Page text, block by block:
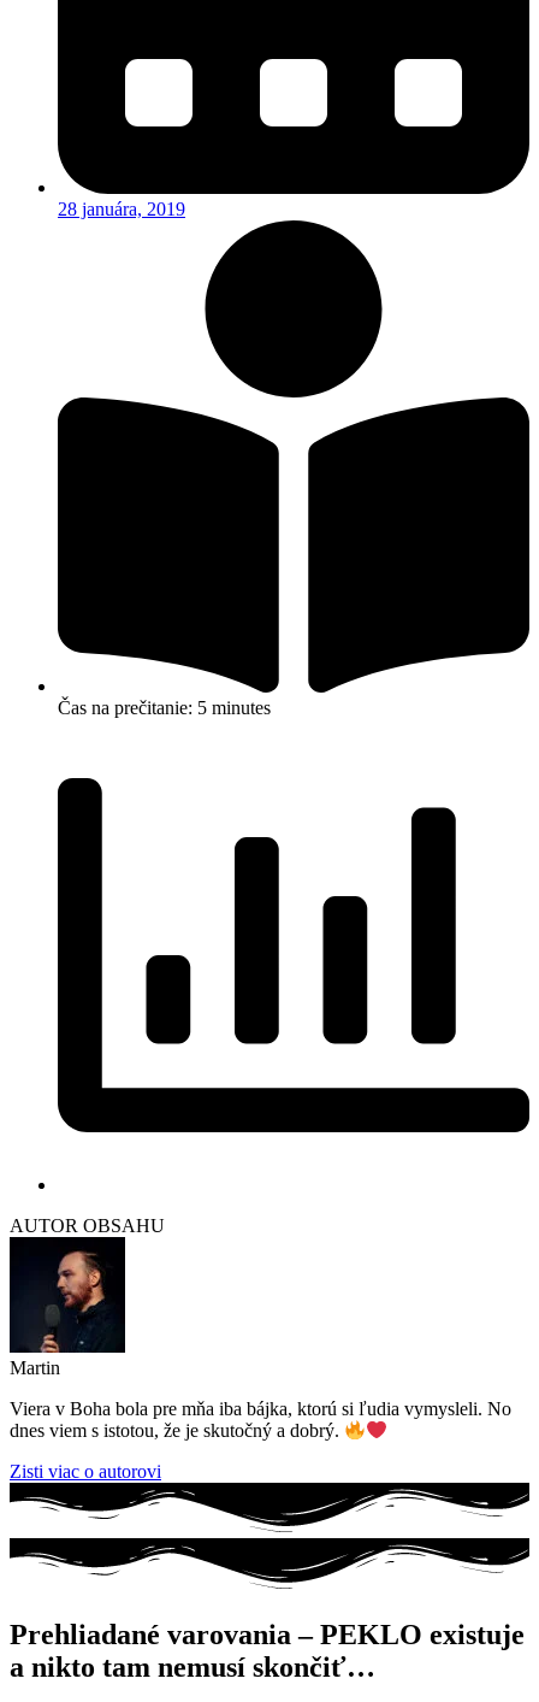
28 januára, 2019
Čas na prečitanie: 5 minutes
AUTOR OBSAHU
Martin
Viera v Boha bola pre mňa iba bájka, ktorú si ľudia vymysleli. No
dnes viem s istotou, že je skutočný a dobrý.
Zisti viac o autorovi
Prehliadané varovania – PEKLO existuje
a nikto tam nemusí skončiť…